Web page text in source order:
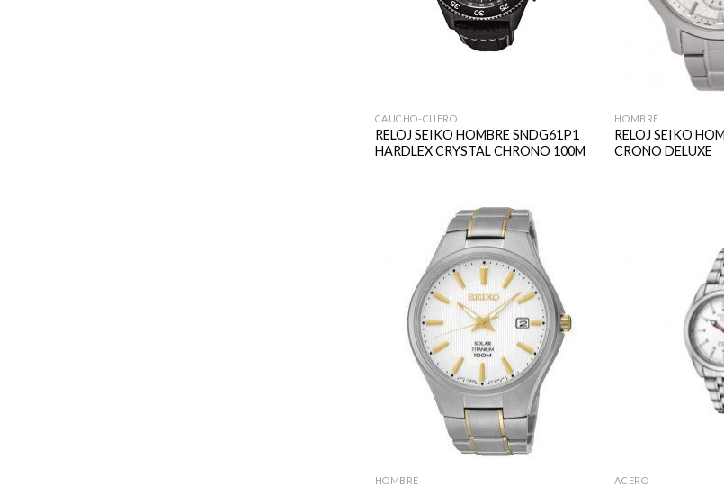
CAUCHO-CUERO
RELOJ SEIKO HOMBRE SNDG61P1
HARDLEX CRYSTAL CHRONO 100M
HOMBRE
RELOJ SEIKO
CRONO DELUXE
HOMBRE ACERO